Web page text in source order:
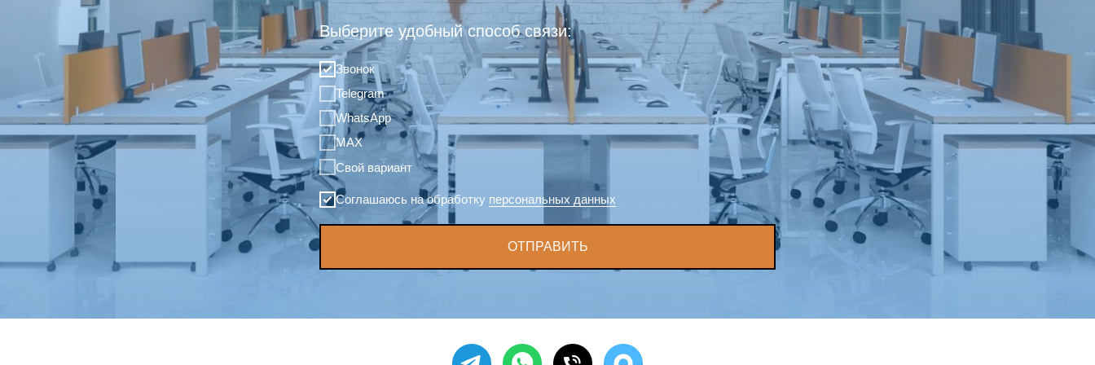
Выберите удобный способ связи:
Звонок
Telegram
WhatsApp
MAX
Свой вариант
Соглашаюсь на обработку персональных данных
ОТПРАВИТЬ